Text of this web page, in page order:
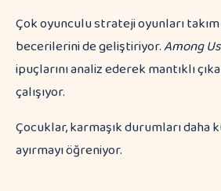
Çok oyunculu strateji oyunları
becerilerini de geliştiriyor.Among Us
ipuçlarını analiz ederek mantıklı
çalışıyor.
Çocuklar, karmaşık durumları daha
ayırmayı öğreniyor.